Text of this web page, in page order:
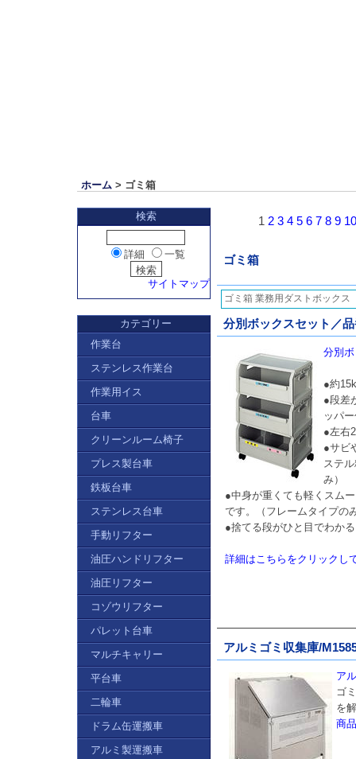
ホーム > ゴミ箱
1 2 3 4 5 6 7 8 9 10
ゴミ箱
ゴミ箱 業務用ダストボックス
分別ボックスセット／
分別
●約
●段差
ッパ
●左右
●サビ
ステ
み）
●中身が重くても軽くスム
です。（フレームタイプの
●捨てる段がひと目でわか
詳細はこちらをクリックし
アルミゴミ収集庫/
ア
ゴ
を
商
検索
詳細 一覧
サイトマップ
カテゴリー
作業台
ステンレス作業台
作業用イス
台車
クリーンルーム椅子
プレス製台車
鉄板台車
ステンレス台車
手動リフター
油圧ハンドリフター
油圧リフター
コゾウリフター
パレット台車
マルチキャリー
平台車
二輪車
ドラム缶運搬車
アルミ製運搬車